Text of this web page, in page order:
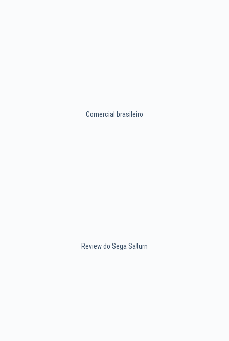
Comercial brasileiro
Review do Sega Saturn